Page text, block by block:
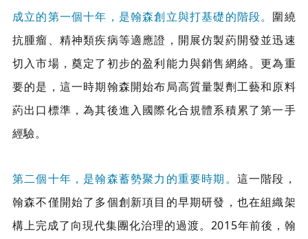
成立的第一個十年，是翰森創立與打基礎的階段。 圍繞
抗腫瘤、精神類疾病等適應證，開展仿製葯開發並迅速
切入市場，奠定了初步的盈利能力與銷售網絡。更為重
要的是，這一時期翰森開始布局高質量製劑工藝和原料
葯出口標準，為其後進入國際化合規體系積累了第一手
經驗。
第二個十年，是翰森蓄勢聚力的重要時期。 這一階段，
翰森不僅開始了多個創新項目的早期研發，也在組織架
構上完成了向現代集團化治理的過渡。2015年前後，翰